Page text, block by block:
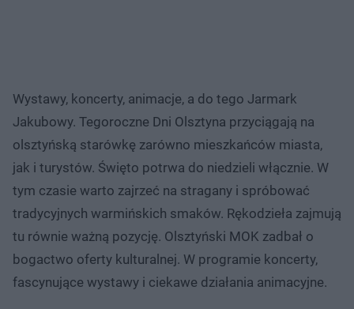
Wystawy, koncerty, animacje, a do tego Jarmark
Jakubowy. Tegoroczne Dni Olsztyna przyciągają na
olsztyńską starówkę zarówno mieszkańców miasta,
jak i turystów. Święto potrwa do niedzieli włącznie. W
tym czasie warto zajrzeć na stragany i spróbować
tradycyjnych warmińskich smaków. Rękodzieła zajmują
tu równie ważną pozycję. Olsztyński MOK zadbał o
bogactwo oferty kulturalnej. W programie koncerty,
fascynujące wystawy i ciekawe działania animacyjne.